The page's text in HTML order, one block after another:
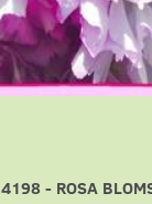
4198 - ROSA